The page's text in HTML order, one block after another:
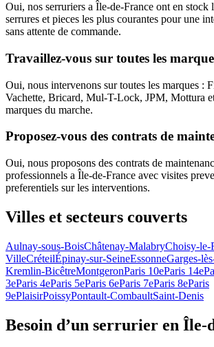
Oui, nos serruriers a Île-de-France ont en stock
serrures et pieces les plus courantes pour une
sans attente de commande.
Travaillez-vous sur toutes les
Oui, nous intervenons sur toutes les marques :
Vachette, Bricard, Mul-T-Lock, JPM, Mottura
marques du marche.
Proposez-vous des contrats de
Oui, nous proposons des contrats de
professionnels a Île-de-France avec visites
preferentiels sur les interventions.
Villes et secteurs couverts
Aulnay-sous-BoisChâtenay-MalabryChoisy-le-
VilleCréteilÉpinay-sur-SeineEssonneGarges-
Kremlin-BicêtreMontgeronParis 10eParis 14e
3eParis 4eParis 5eParis 6eParis 7eParis 8eParis
9ePlaisirPoissyPontault-CombaultSaint-Denis
Besoin d’un serrurier en Île-